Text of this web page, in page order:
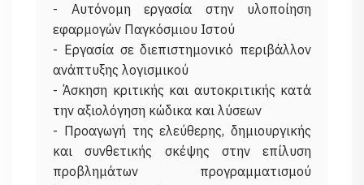
- Αυτόνομη εργασία στην υλοποίηση
εφαρμογών Παγκόσμιου Ιστού
- Εργασία σε διεπιστημονικό περιβάλλον
ανάπτυξης λογισμικού
- Άσκηση κριτικής και αυτοκριτικής κατά
την αξιολόγηση κώδικα και λύσεων
- Προαγωγή της ελεύθερης, δημιουργικής
και συνθετικής σκέψης στην επίλυση
προβλημάτων προγραμματισμού